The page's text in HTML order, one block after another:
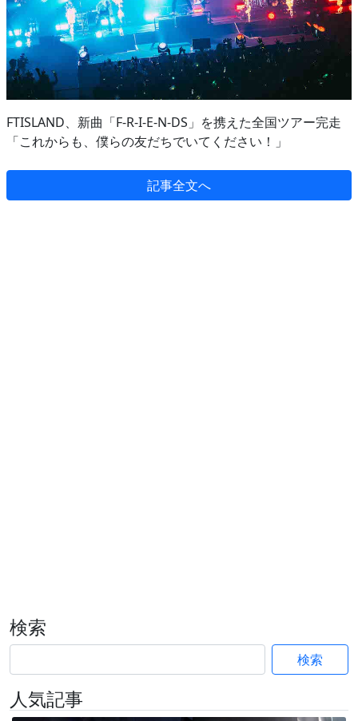
FTISLAND、新曲「F-R-I-E-N-DS」を携えた全国ツアー完走
「これからも、僕らの友だちでいてください！」
記事全文へ
検索
検索
人気記事